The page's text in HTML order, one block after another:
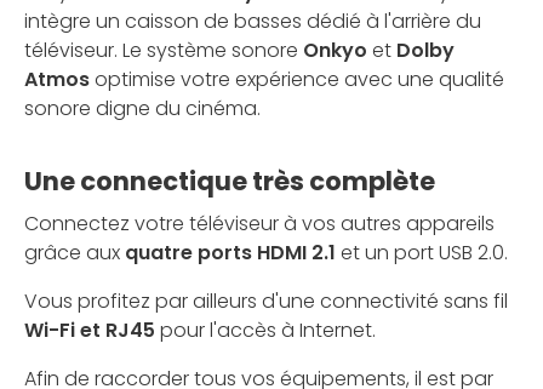
intègre un caisson de basses dédié à l'arrière du
téléviseur. Le système sonore Onkyo et Dolby
Atmosoptimise votre expérience avec une qualité
sonore digne du cinéma.
Une connectique très complète
Connectez votre téléviseur à vos autres appareils
grâce aux quatre ports HDMI 2.1 et un port USB 2.0.
Vous profitez par ailleurs d'une connectivité sans fil
Wi-Fi et RJ45 pour l'accès à Internet.
Afin de raccorder tous vos équipements, il est par